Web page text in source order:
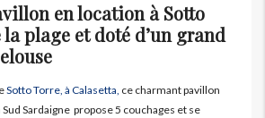
en location à Sotto
la plage et doté d’un grand
Sotto Torre, à Calasetta, ce charmant pavillon
Sardaigne propose 5 couchages et se